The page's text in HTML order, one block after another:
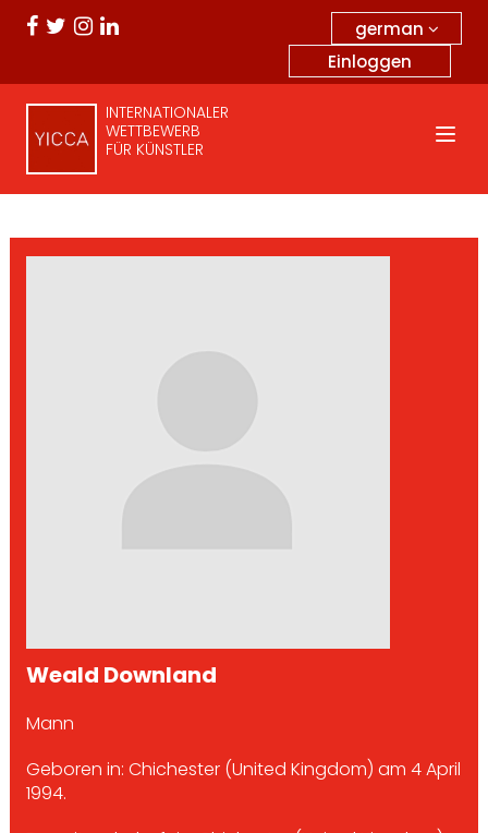
german
Einloggen
INTERNATIONALER
WETTBEWERB
FÜR KÜNSTLER
Weald Downland
Mann
Geboren in: Chichester (United Kingdom) am 4 April
1994.